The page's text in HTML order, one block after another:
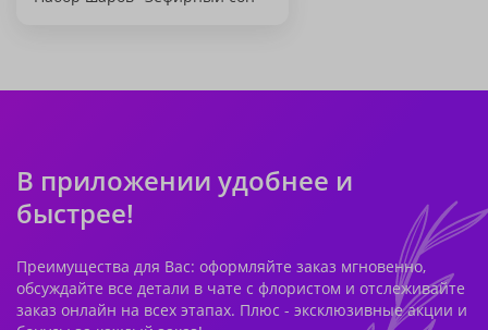
В приложении удобнее и
быстрее!
Преимущества для Вас: оформляйте заказ мгновенно,
обсуждайте все детали в чате с флористом и отслеживайте
заказ онлайн на всех этапах. Плюс - эксклюзивные акции и